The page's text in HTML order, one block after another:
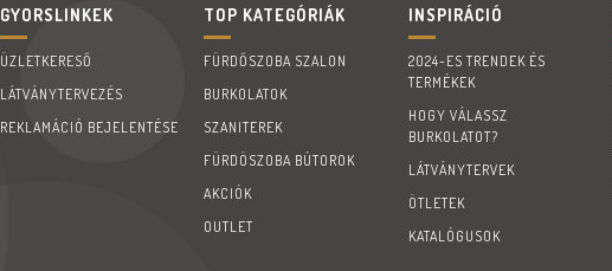
GYORSLINKEK
ÜZLETKERESŐ
LÁTVÁNYTERVEZÉS
REKLAMÁCIÓ BEJELENTÉSE
TOP KATEGÓRIÁK
FÜRDŐSZOBA SZALON
BURKOLATOK
SZANITEREK
FÜRDÖSZOBA BÚTOROK
AKCIÓK
OUTLET
INSPIRÁCIÓ
2024-ES TRENDEK ÉS
TERMÉKEK
HOGY VÁLASSZ
BURKOLATOT?
LÁTVÁNYTERVEK
ÖTLETEK
KATALÓGUSOK